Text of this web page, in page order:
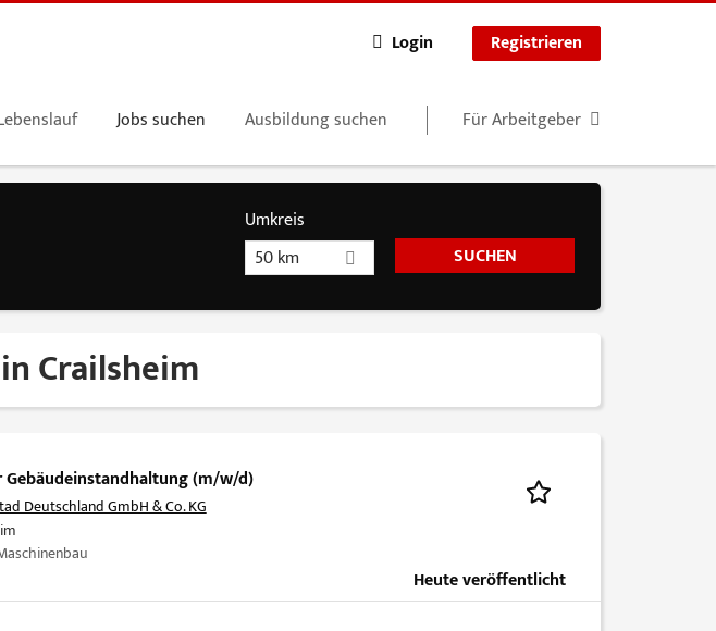
Login Registrieren
Jobs suchen Ausbildung suchen Für Arbeitgeber
Umkreis
50 km
Crailsheim
(m/w/d)
Deutschland GmbH & Co. KG
Heute veröffentlicht